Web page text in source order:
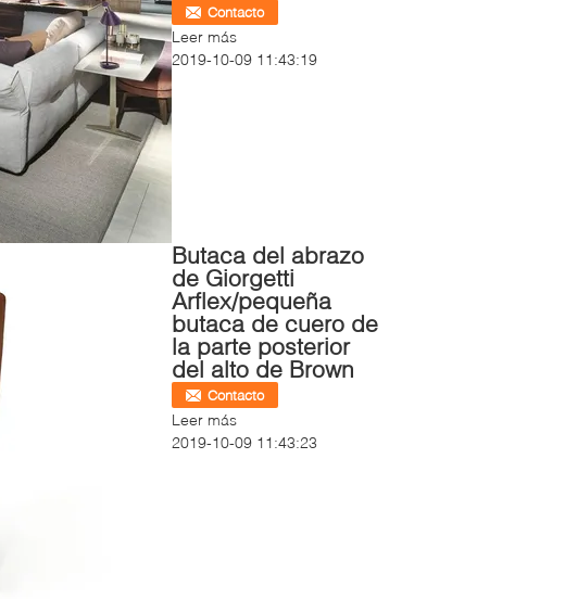
Contacto
Leer más
2019-10-09 11:43:19
Butaca del abrazo
de Giorgetti
Arflex/pequeña
butaca de cuero de
la parte posterior
del alto de Brown
Contacto
Leer más
2019-10-09 11:43:23